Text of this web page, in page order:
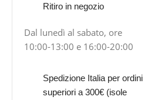
Ritiro in negozio
Dal lunedì al sabato, ore
10:00-13:00 e 16:00-20:00
Spedizione Italia per ordini
superiori a 300€ (isole